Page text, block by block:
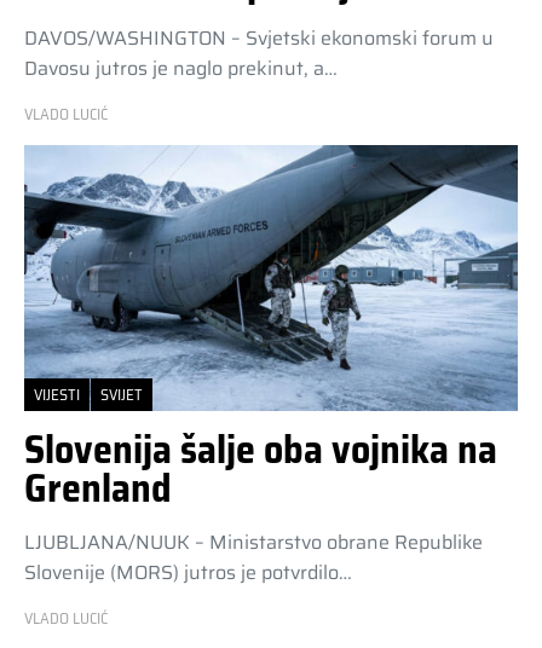
DAVOS/WASHINGTON – Svjetski ekonomski forum u
Davosu jutros je naglo prekinut, a…
VLADO LUCIĆ
VIJESTI SVIJET
Slovenija šalje oba vojnika na
Grenland
LJUBLJANA/NUUK – Ministarstvo obrane Republike
Slovenije (MORS) jutros je potvrdilo…
VLADO LUCIĆ